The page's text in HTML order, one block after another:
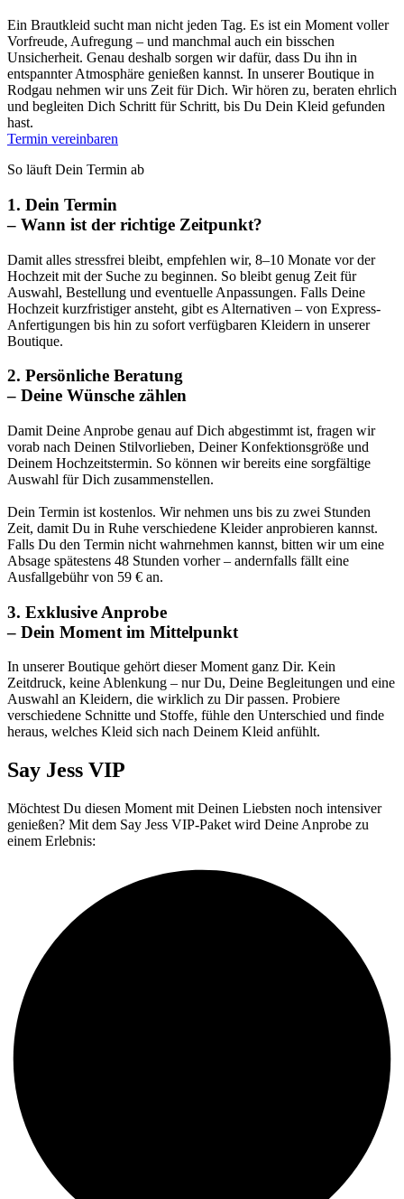
Ein Brautkleid sucht man nicht jeden Tag. Es ist ein Moment voller
Vorfreude, Aufregung – und manchmal auch ein bisschen
Unsicherheit. Genau deshalb sorgen wir dafür, dass Du ihn in
entspannter Atmosphäre genießen kannst. In unserer Boutique in
Rodgau nehmen wir uns Zeit für Dich. Wir hören zu, beraten ehrlich
und begleiten Dich Schritt für Schritt, bis Du Dein Kleid gefunden
hast.
Termin vereinbaren
So läuft Dein Termin ab
1. Dein Termin
– Wann ist der richtige Zeitpunkt?
Damit alles stressfrei bleibt, empfehlen wir, 8–10 Monate vor der
Hochzeit mit der Suche zu beginnen. So bleibt genug Zeit für
Auswahl, Bestellung und eventuelle Anpassungen. Falls Deine
Hochzeit kurzfristiger ansteht, gibt es Alternativen – von Express-
Anfertigungen bis hin zu sofort verfügbaren Kleidern in unserer
Boutique.
2. Persönliche Beratung
– Deine Wünsche zählen
Damit Deine Anprobe genau auf Dich abgestimmt ist, fragen wir
vorab nach Deinen Stilvorlieben, Deiner Konfektionsgröße und
Deinem Hochzeitstermin. So können wir bereits eine sorgfältige
Auswahl für Dich zusammenstellen.
Dein Termin ist kostenlos. Wir nehmen uns bis zu zwei Stunden
Zeit, damit Du in Ruhe verschiedene Kleider anprobieren kannst.
Falls Du den Termin nicht wahrnehmen kannst, bitten wir um eine
Absage spätestens 48 Stunden vorher – andernfalls fällt eine
Ausfallgebühr von 59 € an.
3. Exklusive Anprobe
– Dein Moment im Mittelpunkt
In unserer Boutique gehört dieser Moment ganz Dir. Kein
Zeitdruck, keine Ablenkung – nur Du, Deine Begleitungen und eine
Auswahl an Kleidern, die wirklich zu Dir passen. Probiere
verschiedene Schnitte und Stoffe, fühle den Unterschied und finde
heraus, welches Kleid sich nach Deinem Kleid anfühlt.
Say Jess VIP
Möchtest Du diesen Moment mit Deinen Liebsten noch intensiver
genießen? Mit dem Say Jess VIP-Paket wird Deine Anprobe zu
einem Erlebnis: